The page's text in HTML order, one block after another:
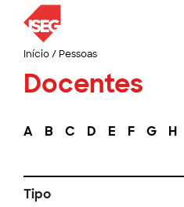
Início/ Pessoas
Docentes
A B C D E F G H
Tipo